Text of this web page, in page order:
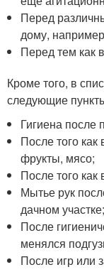
Перед
дому,
Перед тем как
Кроме того, в
следующие
Гигиена после
После того
фрукты, мясо;
После того
Мытье рук
дачном участке;
После
менялся
После игр или